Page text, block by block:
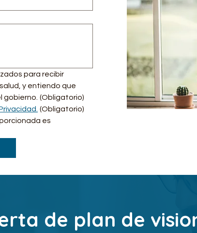
para recibir
y entiendo que
gobierno. (Obligatorio)
(Obligatorio)
es
de plan de